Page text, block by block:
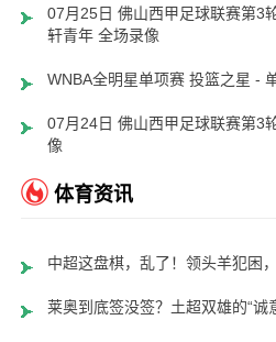
07月25日 佛山西甲足球联赛第3
轩青年 全场录像
WNBA全明星单项赛 投篮之星 -
07月24日 佛山西甲足球联赛第3
像
体育资讯
中超这盘棋，乱了！领头羊犯困
莱奥到底签没签？土超双雄的“诚